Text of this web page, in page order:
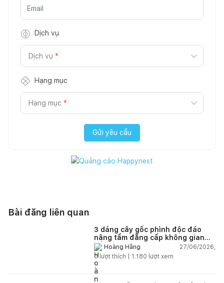
Dịch vụ
Dịch vụ *
Hạng mục
Hạng mục *
Gửi yêu cầu
Bài đăng liên quan
3 dáng cây gốc phình độc đáo
nâng tầm đẳng cấp không gian
sốngHoàng Hằng
27/06/2026,
0lượt thích | 1.180 lượt xem